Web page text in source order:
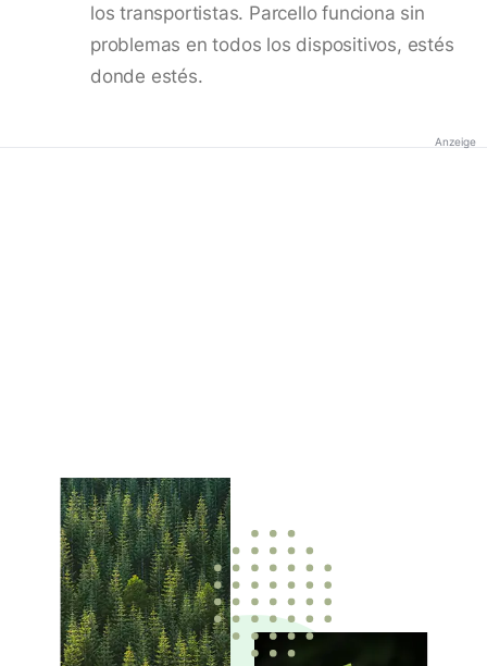
los transportistas. Parcello funciona sin
problemas en todos los dispositivos, estés
donde estés.
Anzeige